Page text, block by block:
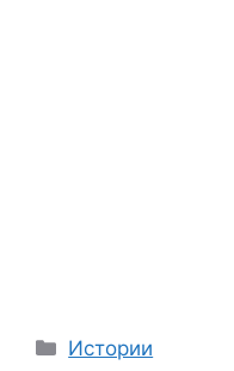
Categories
Истории